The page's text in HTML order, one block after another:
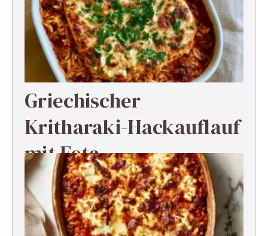
Griechischer
Kritharaki-Hackauflauf
mit Feta